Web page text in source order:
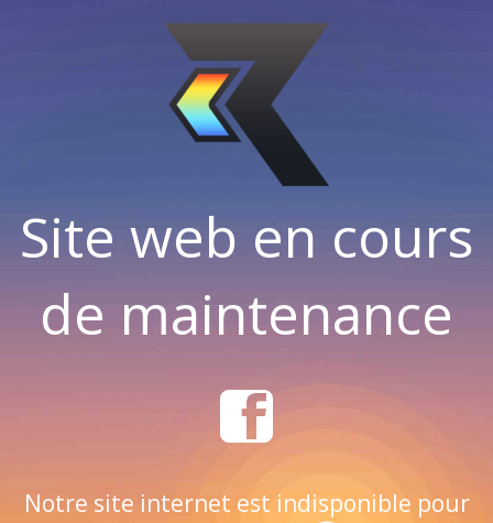
Site web en cours
de maintenance
Notre site internet est indisponible pour